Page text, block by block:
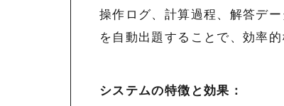
操作ログ、計算過程、解答デ
を自動出題することで、効率
システムの特徴と効果：